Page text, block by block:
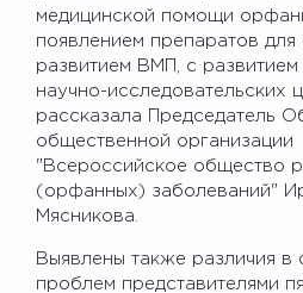
медицинской помощи
появлением препаратов
развитием ВМП, с
научно-исследовательских
рассказала Председатель
общественной организации
"Всероссийское общество
(орфанных) заболеваний"
Мясникова.
Выявлены также различия в
проблем представителями